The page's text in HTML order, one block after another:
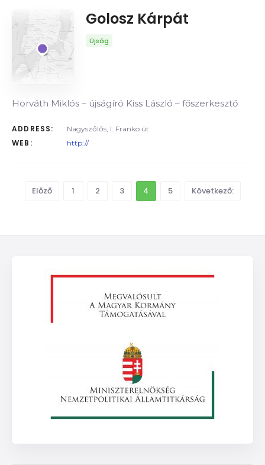
Golosz Kárpát
Újság
Horváth Miklós – újságíró Kiss László – főszerkesztő
ADDRESS: Nagyszőlős, I. Franko út
WEB: http://
Előző 1 2 3 4 5 Következő: